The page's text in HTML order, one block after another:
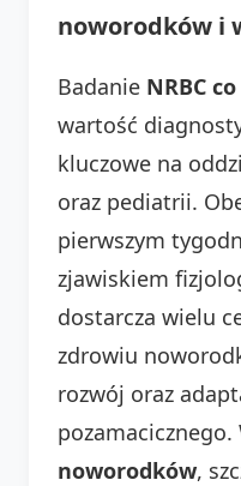
noworodków i
Badanie NRBC
wartość
kluczowe na
oraz pediatrii.
pierwszym
zjawiskiem
dostarcza wielu
zdrowiu
rozwój oraz
pozamacicznego.
noworodków,